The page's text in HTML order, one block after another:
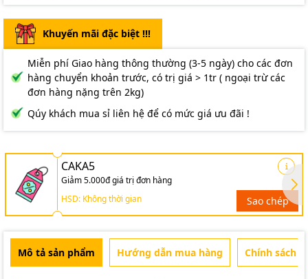
Khuyến mãi đặc biệt !!!
Miễn phí Giao hàng thông thường (3-5 ngày) cho các đơn
hàng chuyển khoản trước, có trị giá > 1tr ( ngoại trừ các
đơn hàng nặng trên 2kg)
Qúy khách mua sỉ liên hệ để có mức giá ưu đãi !
CAKA5
Giảm 5.000đ giá trị đơn hàng
HSD: Không thời gian
Sao chép
Mô tả sản phẩm Hướng dẫn mua hàng Chính sách